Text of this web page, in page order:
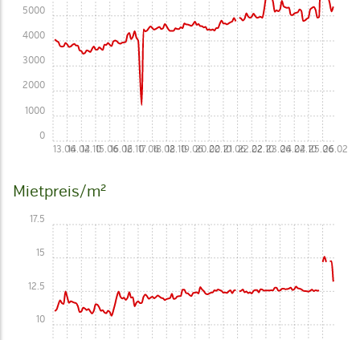
13.0614.0214.1015.0616.0216.1017.0618.0218.1019.0620.0220.1021.0622.0222.1023.0624.0224.1025.0626.02
0
1000
2000
3000
4000
5000
Mietpreis/m²
10
12.5
15
17.5